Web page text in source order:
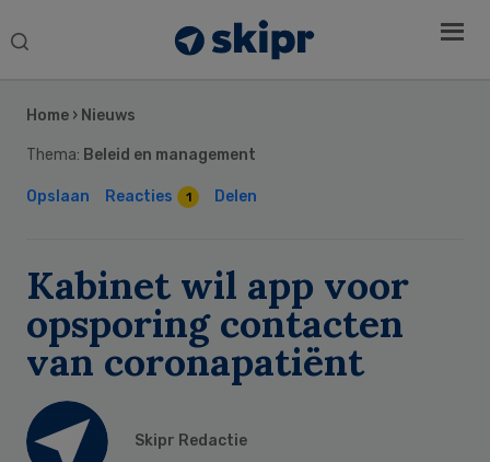
Search
Home › Nieuws
Thema: Beleid en management
Opslaan Reacties 1 Delen
Kabinet wil app voor
opsporing contacten
van coronapatiënt
Skipr Redactie
Sidebar